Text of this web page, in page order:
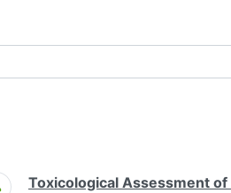
Toxicological Assessment